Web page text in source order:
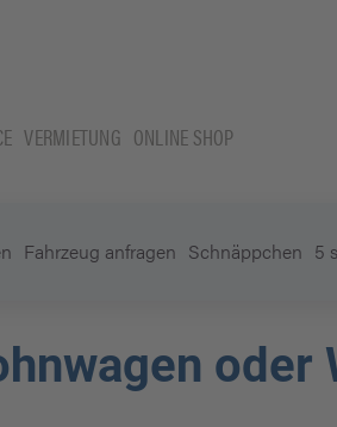
VERMIETUNG ONLINE SHOP
Fahrzeug anfragen Schnäppchen 5
oder